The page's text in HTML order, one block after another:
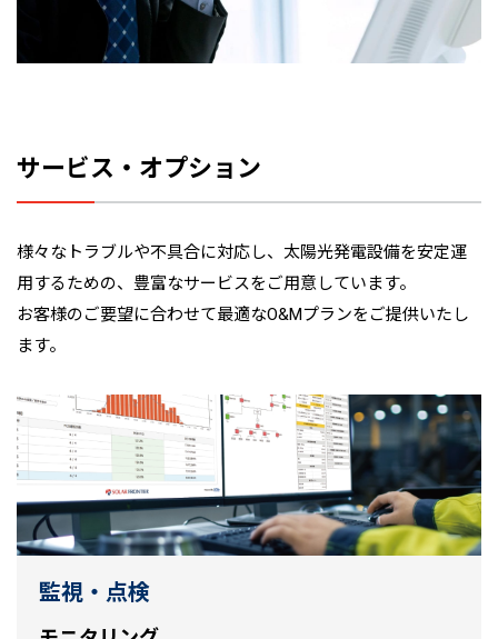
サービス・オプション
様々なトラブルや不具合に対応し、太陽光発電設備を安定運
用するための、豊富なサービスをご用意しています。
お客様のご要望に合わせて最適なO&Mプランをご提供いたし
ます。
監視・点検